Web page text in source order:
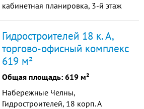
кабинетная планировка, 3-й этаж
помещения, комната приема пищи,
сауна с бассейном, теплый гараж,
ухоженный двор с декоративными
насаждениями и беседкой для
барбекю; земельный участок 993
кв.м. в с...
Гидростроителей 18 к. А,
торгово-офисный комплекс
619 м²
Общая площадь: 619 м²
Набережные Челны,
Гидростроителей, 18 корп. А